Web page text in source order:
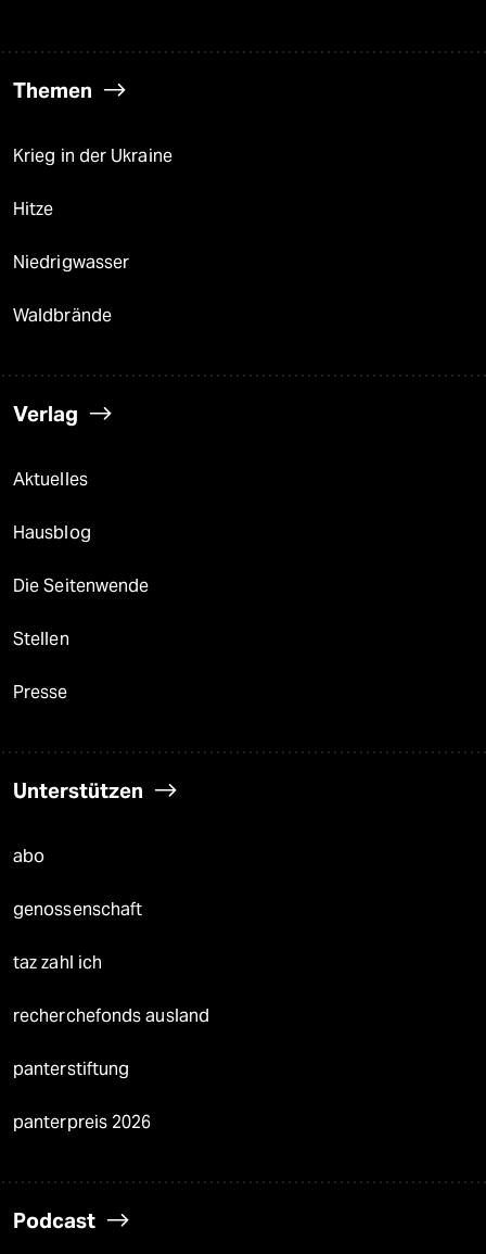
Themen
Krieg in der Ukraine
Hitze
Niedrigwasser
Waldbrände
Verlag
Aktuelles
Hausblog
Die Seitenwende
Stellen
Presse
Unterstützen
abo
genossenschaft
taz zahl ich
recherchefonds ausland
panterstiftung
panterpreis 2026
Podcast